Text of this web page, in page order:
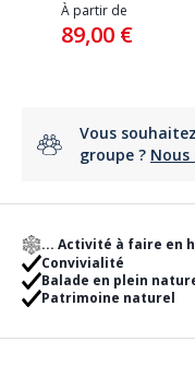
À partir de
89,00 €
Vous
groupe ?
... Activité à faire en
Convivialité
Balade en plein
Patrimoine naturel